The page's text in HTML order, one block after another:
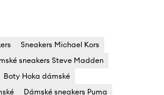
Sneakers Michael Kors
sneakers Steve Madden
Boty Hoka dámské
Dámské sneakers Puma